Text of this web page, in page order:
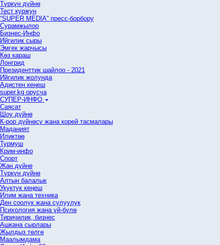
Түркүн дүйнө
Тест куржун
“SUPER MEDIA” пресс-борбору
Сурамжылоо
Бизнес-Инфо
Ийгилик сыры
Эмгек жарчысы
Көз караш
Лонгрид
Президенттик шайлоо - 2021
Ийгилик жолунда
Адистен кеңеш
super.kg орусча
СУПЕР-ИНФО
Саясат
Шоу дүйнө
К-рор дүйнөсү жана корей тасмалары
Маданият
Иликтөө
Турмуш
Крим-инфо
Спорт
Жан дүйнө
Түркүн дүйнө
Алтын балалык
Укуктук кеӊеш
Илим жана техника
Ден соолук жана сулуулук
Психология жана үй-бүлө
Тиричилик, бизнес
Ашкана сырлары
Жылдыз төлгө
Маалымдама